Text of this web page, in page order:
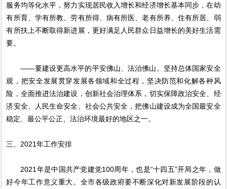
服务均等化水平，努力实现居民收入增长和经济增长基本同步，在幼
有所育、学有所教、劳有所得、病有所医、老有所养、住有所居、弱
有所扶上不断取得新进展，更好满足人民群众日益增长的美好生活需
要。
——要建设更高水平的平安佛山、法治佛山。坚持总体国家安全
观，把安全发展贯穿发展各领域和全过程，坚决防范和化解各种风
险，全面推进法治建设，创新社会治理体系，切实保障政治安全、经
济安全、人民生命安全、社会公共安全，把佛山建设成为全国最安全
稳定、最公平公正、法治环境最好的地区之一。
三、2021年工作安排
2021年是中国共产党建党100周年，也是“十四五”开局之年，做
好今年工作意义重大。全市各级政府要不断深化对新发展阶段的认